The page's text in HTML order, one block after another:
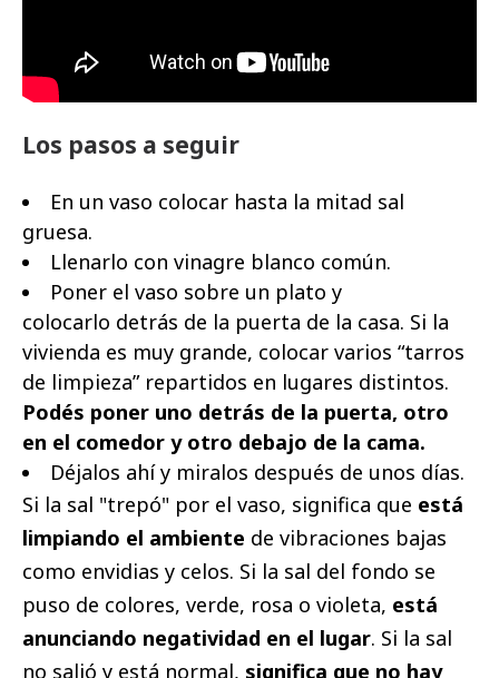
Los pasos a seguir⁣
En un vaso colocar hasta la mitad sal
gruesa⁣.
Llenarlo con vinagre ⁣blanco común.
Poner el vaso sobre un plato y
colocarlo detrás de la puerta de la casa. Si la
vivienda es muy grande, colocar varios “tarros
de limpieza” repartidos en lugares distintos.
Podés poner uno detrás de la puerta, otro
en el comedor y otro debajo de la cama⁣.
Déjalos ahí y miralos después de unos días.
⁣Si la sal "trepó" por el vaso, significa que está
limpiando el ambiente de vibraciones bajas
como envidias y celos. Si la sal del fondo se
puso de colores, verde, rosa o violeta, está
anunciando negatividad en el lugar. ⁣Si la sal
no salió y está normal, significa que no hay